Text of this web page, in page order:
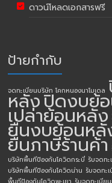
ดาวน์โหลดเอกสารฟรี
ป้ายกำกับ
จดทะเบียนบริษัท โคกหนองนาโมเดล
หลังปิดงบย้
เปล่าย้อนหลัง
ยื่นงบย้อนหลั
ยื่นภาษีร้านค้า
บริษัทพื้นทีป้องกันโควิดกระบี่ รับจดท
บริษัทพื้นทีป้องกันโควิดน่าน รับจดทะ
พื้นทีป้องกันโควิดพะเยา รับจดทะเบีย